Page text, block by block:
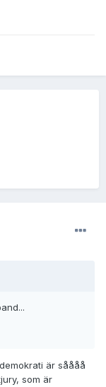
är såååå
som är